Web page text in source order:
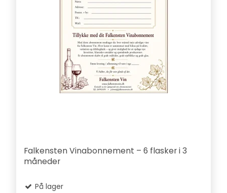
Falkensten Vinabonnement – 6 flasker i 3
måneder
På lager